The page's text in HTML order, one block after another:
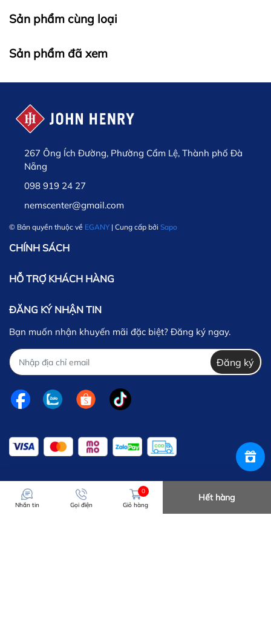
Sản phẩm cùng loại
Sản phẩm đã xem
267 Ông Ích Đường, Phường Cẩm Lệ, Thành phố Đà
Nẵng
098 919 24 27
nemscenter@gmail.com
© Bản quyền thuộc về EGANY | Cung cấp bởi Sapo
CHÍNH SÁCH
HỖ TRỢ KHÁCH HÀNG
ĐĂNG KÝ NHẬN TIN
Bạn muốn nhận khuyến mãi đặc biệt? Đăng ký ngay.
Đăng ký
Nhắn tin Gọi điện
0
Giỏ hàng
Hết hàng